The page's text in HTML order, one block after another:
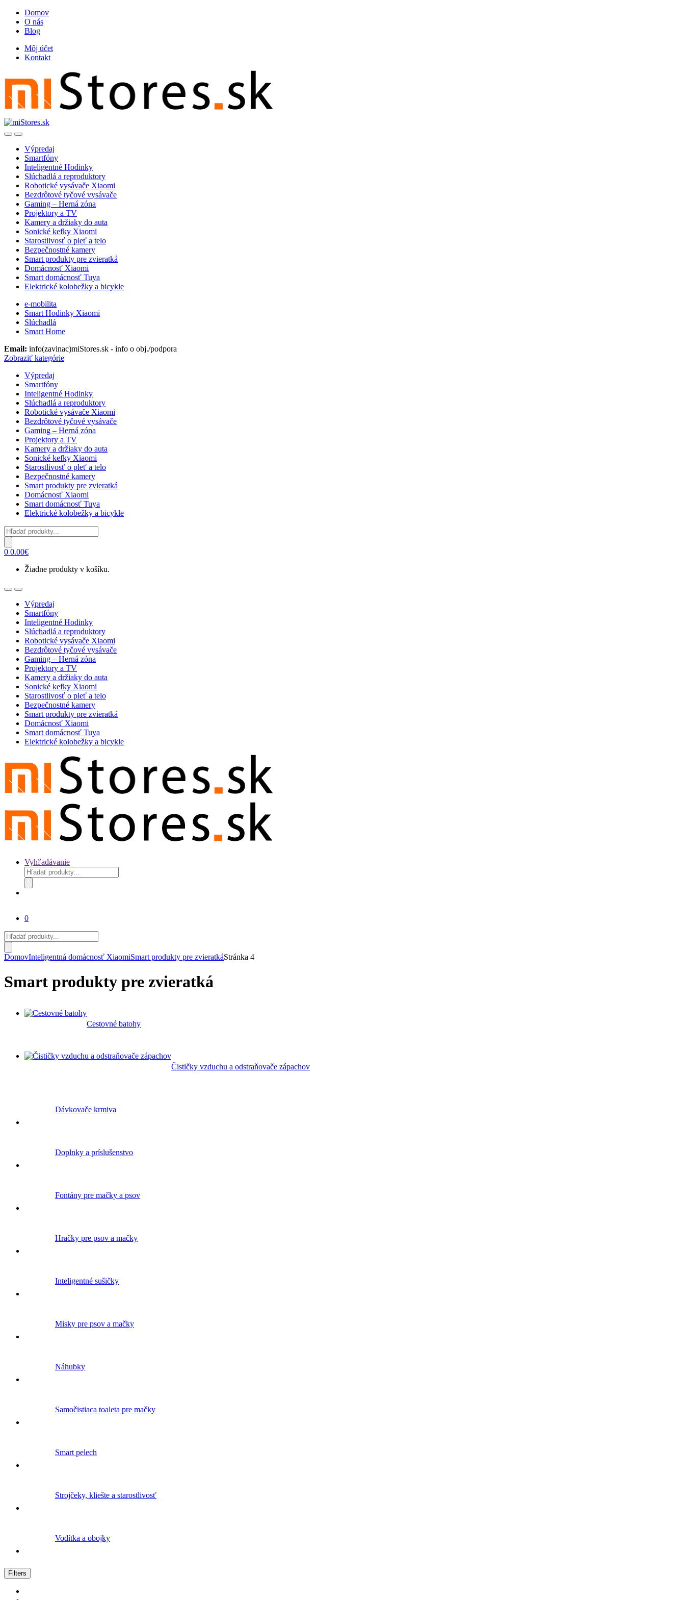
Skip
navigation
Skip
content
Domov
O nás
Blog
Môj účet
Kontakt
OpenClose
Výpredaj
Smartfóny
Inteligentné Hodinky
Slúchadlá a reproduktory
Robotické vysávače Xiaomi
Bezdrôtové tyčové vysávače
Gaming – Herná zóna
Projektory a TV
Kamery a držiaky do auta
Sonické kefky Xiaomi
Starostlivosť o pleť a telo
Bezpečnostné kamery
Smart produkty pre zvieratká
Domácnosť Xiaomi
Smart domácnosť Tuya
Elektrické kolobežky a bicykle
e-mobilita
Smart Hodinky Xiaomi
Slúchadlá
Smart Home
Email: info(zavinac)miStores.sk - info o obj./podpora
Zobraziť kategórie
Výpredaj
Smartfóny
Inteligentné Hodinky
Slúchadlá a reproduktory
Robotické vysávače Xiaomi
Bezdrôtové tyčové vysávače
Gaming – Herná zóna
Projektory a TV
Kamery a držiaky do auta
Sonické kefky Xiaomi
Starostlivosť o pleť a telo
Bezpečnostné kamery
Smart produkty pre zvieratká
Domácnosť Xiaomi
Smart domácnosť Tuya
Elektrické kolobežky a bicykle
Products
search
0 0.00€
Žiadne produkty v košíku.
OpenClose
Výpredaj
Smartfóny
Inteligentné Hodinky
Slúchadlá a reproduktory
Robotické vysávače Xiaomi
Bezdrôtové tyčové vysávače
Gaming – Herná zóna
Projektory a TV
Kamery a držiaky do auta
Sonické kefky Xiaomi
Starostlivosť o pleť a telo
Bezpečnostné kamery
Smart produkty pre zvieratká
Domácnosť Xiaomi
Smart domácnosť Tuya
Elektrické kolobežky a bicykle
Vyhľadávanie
Products
search
0
Products
search
DomovInteligentná domácnosť XiaomiSmart produkty pre zvieratkáStránka 4
Smart produkty pre zvieratká
Cestovné batohy
Čističky vzduchu a odstraňovače zápachov
Dávkovače krmiva
Doplnky a príslušenstvo
Fontány pre mačky a psov
Hračky pre psov a mačky
Inteligentné sušičky
Misky pre psov a mačky
Náhubky
Samočistiaca toaleta pre mačky
Smart pelech
Strojčeky, kliešte a starostlivosť
Vodítka a obojky
Zoradené
podľa
popularity
Filters